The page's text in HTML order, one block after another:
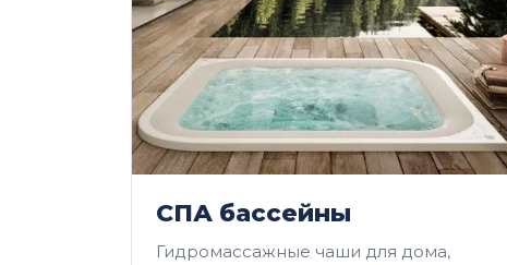
СПА бассейны
Гидромассажные чаши для дома,